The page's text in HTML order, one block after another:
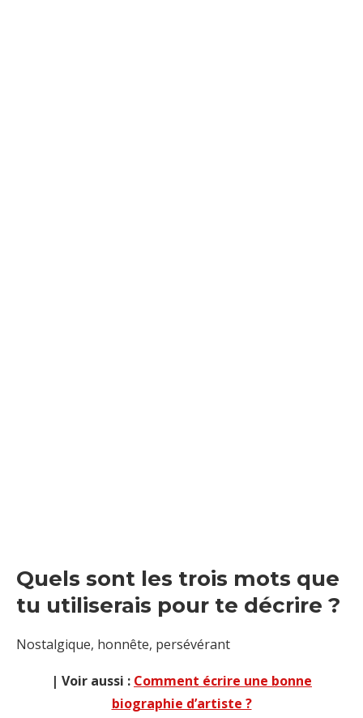
Quels sont les trois mots que
tu utiliserais pour te décrire ?
Nostalgique, honnête, persévérant
| Voir aussi : Comment écrire une bonne
biographie d’artiste ?